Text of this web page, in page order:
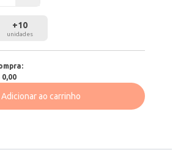
+10
unidades
0,00
Adicionar ao carrinho